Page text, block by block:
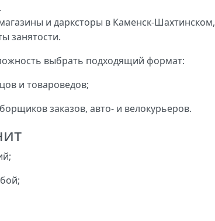
и дарксторы в Каменск-Шахтинском,
занятости.
выбрать подходящий формат:
и товароведов;
заказов, авто- и велокурьеров.